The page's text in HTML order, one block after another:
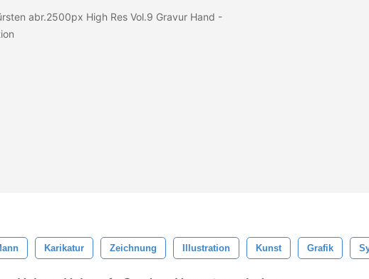
abr.2500px High Res Vol.9 Gravur Hand -
Karikatur Zeichnung Illustration Kunst Grafik